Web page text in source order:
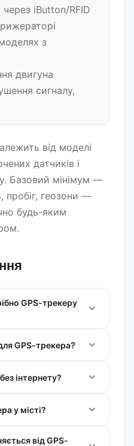
через iButton/RFID
з
двигуна
сигналу,
від моделі
датчиків і
Базовий мінімум —
пробіг, геозони —
будь-яким
GPS-трекеру
GPS-трекера?
інтернету?
у місті?
від GPS-